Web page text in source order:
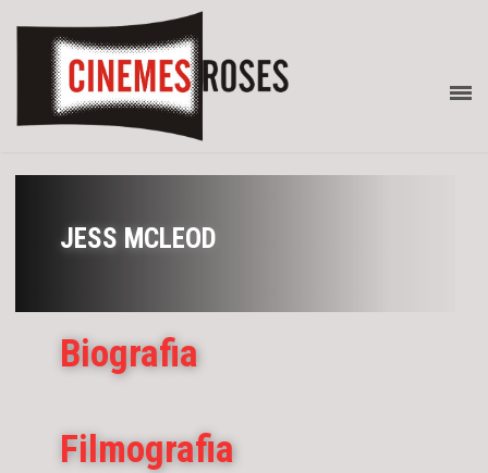
JESS MCLEOD
Biografia
Filmografia